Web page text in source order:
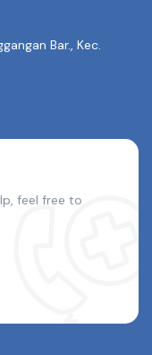
Bar., Kec.
feel free to